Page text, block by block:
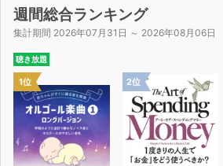
週間総合ランキング
集計期間 2026年07月31日 ～ 2026年08月06日
聴き放題
1位 2位